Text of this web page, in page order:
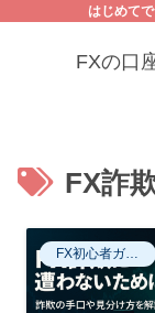
はじめて
FXの口
FX詐
FX初心者ガイド